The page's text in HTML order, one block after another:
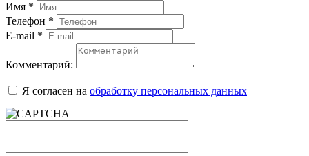
Имя *
Телефон *
E-mail *
Комментарий:
Я согласен на обработку персональных данных